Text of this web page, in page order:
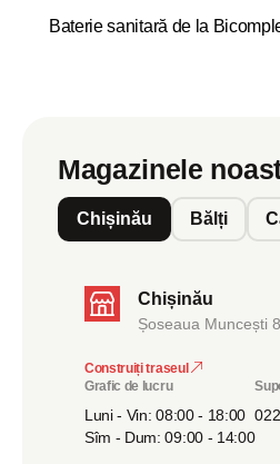
Baterie sanitară de la
Magazinele
Chișinău Bălți
Chișinău
Șoseaua Muncești
Construiți traseul
Grafic de lucru
Luni - Vin: 08:00 - 18:00
Sîm - Dum: 09:00 - 14:00